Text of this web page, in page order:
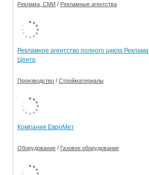
Реклама, СМИ / Рекламные агентства
Рекламное агентство полного цикла Реклама
Центр
Производство /Стройматериалы
Компания ЕвроМет
Оборудование / Газовое оборудование